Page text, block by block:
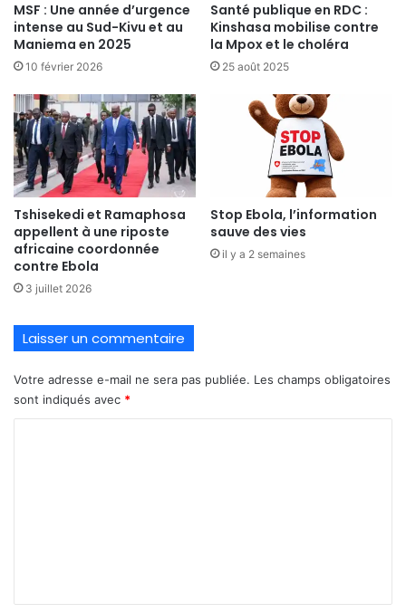
MSF : Une année d’urgence
intense au Sud-Kivu et au
Maniema en 2025
10 février 2026
Santé publique en RDC :
Kinshasa mobilise contre
la Mpox et le choléra
25 août 2025
Tshisekedi et Ramaphosa
appellent à une riposte
africaine coordonnée
contre Ebola
3 juillet 2026
Stop Ebola, l’information
sauve des vies
il y a 2 semaines
Laisser un commentaire
Votre adresse e-mail ne sera pas publiée. Les champs obligatoires
sont indiqués avec *